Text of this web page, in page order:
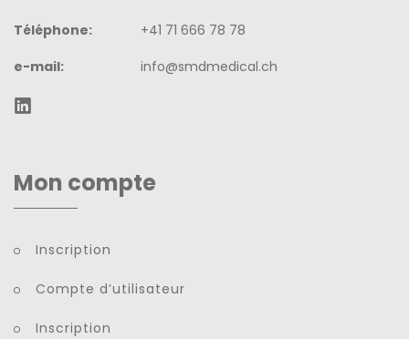
Téléphone:
+41 71 666 78 78
e-mail:
info@smdmedical.ch
Mon compte
Inscription
Compte d’utilisateur
Inscription